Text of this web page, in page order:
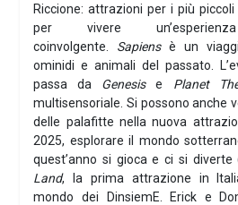
Riccione: attrazioni per i più
per vivere
coinvolgente. Sapiensè un
ominidi e animali del passato.
passa da Genesise Planet
multisensoriale. Si possono anche
delle palafitte nella nuova
2025, esplorare il mondo
quest’anno si gioca e ci si diverte
Land, la prima attrazione in
mondo dei DinsiemE. Erick e